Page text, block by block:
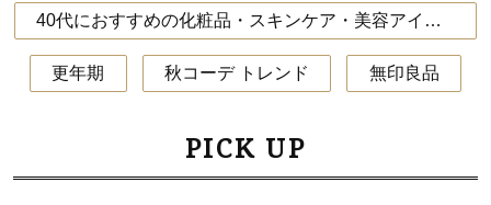
40代におすすめの化粧品・スキンケア・美容アイテム
更年期 秋コーデ トレンド 無印良品
PICK UP